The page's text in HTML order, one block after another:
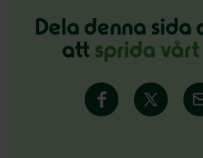
Dela denna sida
att sprida